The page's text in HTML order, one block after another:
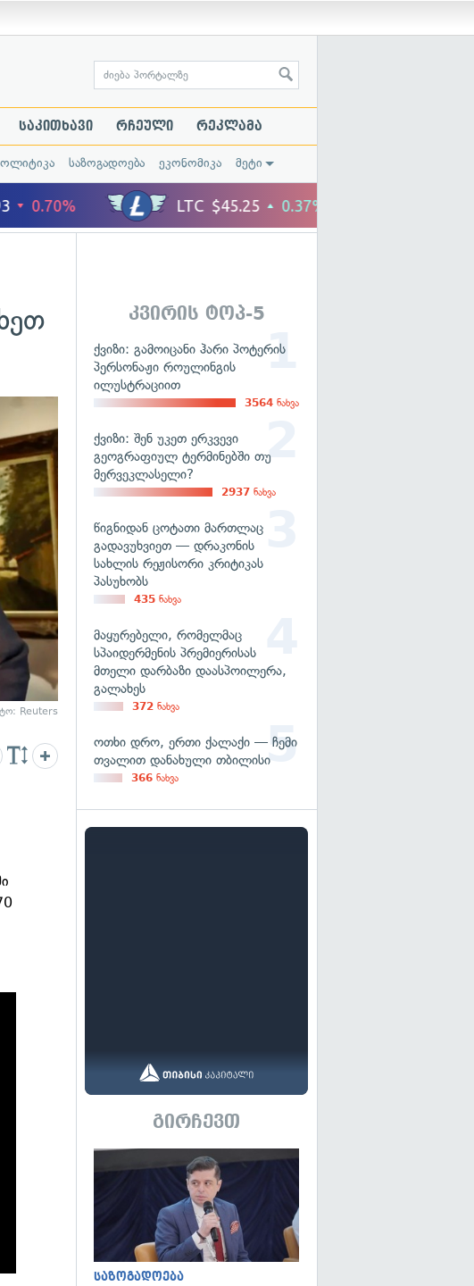
საკითხავი რჩეული რეკლამა
საზოგადოება ეკონომიკა მეტი
Reuters
კვირის ტოპ-5
ქვიზი: გამოიცანი ჰარი პოტერის
პერსონაჟი როულინგის
ილუსტრაციით
3564 ნახვა
ქვიზი: შენ უკეთ ერკვევი
გეოგრაფიულ ტერმინებში თუ
მერვეკლასელი?
2937 ნახვა
წიგნიდან ცოტათი მართლაც
გადავუხვიეთ — დრაკონის
სახლის რეჟისორი კრიტიკას
პასუხობს
435 ნახვა
მაყურებელი, რომელმაც
სპაიდერმენის პრემიერისას
მთელი დარბაზი დაასპოილერა,
გალახეს
372 ნახვა
ოთხი დრო, ერთი ქალაქი — ჩემი
თვალით დანახული თბილისი
366 ნახვა
გირჩევთ
საზოგადოება